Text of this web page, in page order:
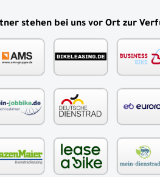
stehen bei uns vor Ort zur